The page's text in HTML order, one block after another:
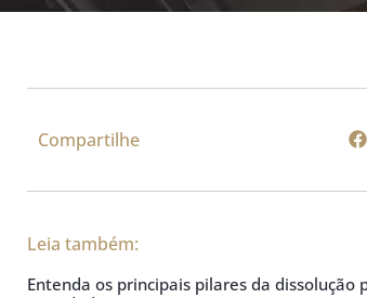
Compartilhe
Leia também:
Entenda os principais pilares da dissolução